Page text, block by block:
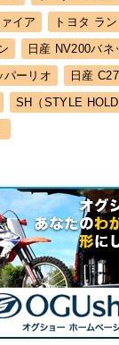
イア
トヨタ ラ
日産 NV200バネ
パーリオ
日産
SH（STYLE HOLD